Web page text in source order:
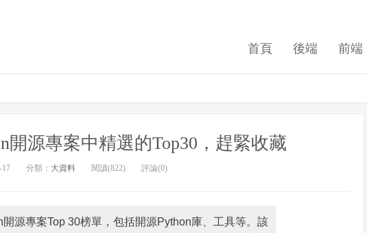
首頁 後端 前端
開源專案中精選的Top30，趕緊收藏
17 分類： 大資料 閱讀(822) 評論(0)
源專案Top 30榜單，包括開源Python庫、工具等。 該